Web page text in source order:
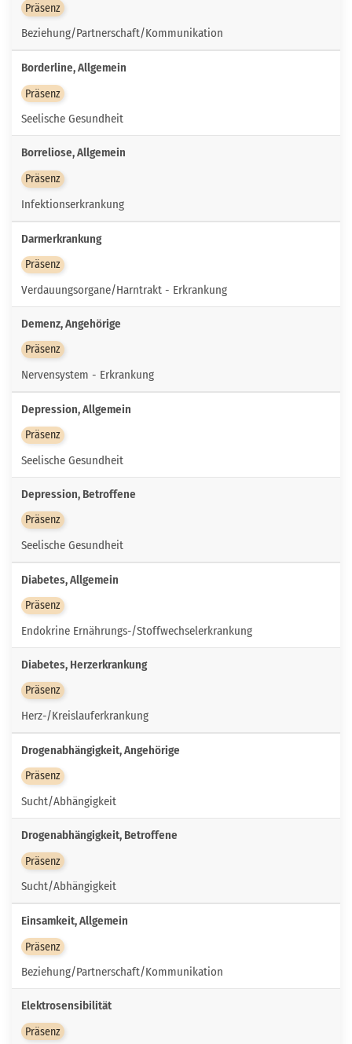
Präsenz
Beziehung/Partnerschaft/Kommunikation
Borderline, Allgemein
Präsenz
Seelische Gesundheit
Borreliose, Allgemein
Präsenz
Infektionserkrankung
Darmerkrankung
Präsenz
Verdauungsorgane/Harntrakt - Erkrankung
Demenz, Angehörige
Präsenz
Nervensystem - Erkrankung
Depression, Allgemein
Präsenz
Seelische Gesundheit
Depression, Betroffene
Präsenz
Seelische Gesundheit
Diabetes, Allgemein
Präsenz
Endokrine Ernährungs-/Stoffwechselerkrankung
Diabetes, Herzerkrankung
Präsenz
Herz-/Kreislauferkrankung
Drogenabhängigkeit, Angehörige
Präsenz
Sucht/Abhängigkeit
Drogenabhängigkeit, Betroffene
Präsenz
Sucht/Abhängigkeit
Einsamkeit, Allgemein
Präsenz
Beziehung/Partnerschaft/Kommunikation
Elektrosensibilität
Präsenz